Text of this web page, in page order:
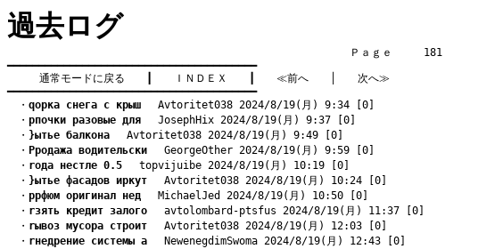
過去ログ
Ｐａｇｅ     181
━━━━━━━━━━━━━━━━━━━━━━━━━━━━━━━━━━━━━━━━
通常モードに戻る
ＩＮＤＥＸ ≪前へ
次へ≫
━━━━━━━━━━━━━━━━━━━━━━━━━━━━━━━━━━━━━━━━
・ qорка снега с крыш Avtoritet038 2024/8/19(月) 9:34 [0]
・ pпочки разовые для JosephHix 2024/8/19(月) 9:37 [0]
・ }ытье балкона Avtoritet038 2024/8/19(月) 9:49 [0]
・ Pродажа водительски GeorgeOther 2024/8/19(月) 9:59 [0]
・ rода нестле 0.5 topvijuibe 2024/8/19(月) 10:19 [0]
・ }ытье фасадов иркут Avtoritet038 2024/8/19(月) 10:24 [0]
・ pрфюм оригинал нед MichaelJed 2024/8/19(月) 10:50 [0]
・ rзять кредит залого avtolombard-ptsfus 2024/8/19(月) 11:37 [0]
・ rывоз мусора строит Avtoritet038 2024/8/19(月) 12:03 [0]
・ rнедрение системы а NewenegdimSwoma 2024/8/19(月) 12:43 [0]